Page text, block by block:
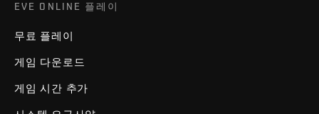
EVE ONLINE 플레이
무료 플레이
게임 다운로드
게임 시간 추가